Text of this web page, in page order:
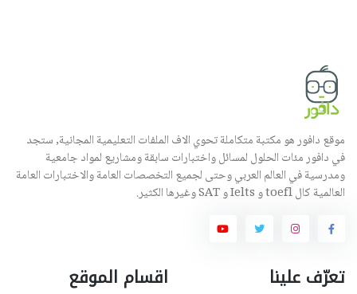
موقع دافور هو مكتبة متكاملة تحوي الاف الملفات التعليمية المجانية, ستجد
في دافور مئات الحلول لمسائل واختبارات سابقة ومشاريع لمواد جامعية
ومدرسية في العالم العربي وحتى لجميع التخصصات العامة والاختبارات العامة
العالمية كال toefl و Ielts و SAT وغيرها الكثير.
تعرّف علينا اقسام الموقع